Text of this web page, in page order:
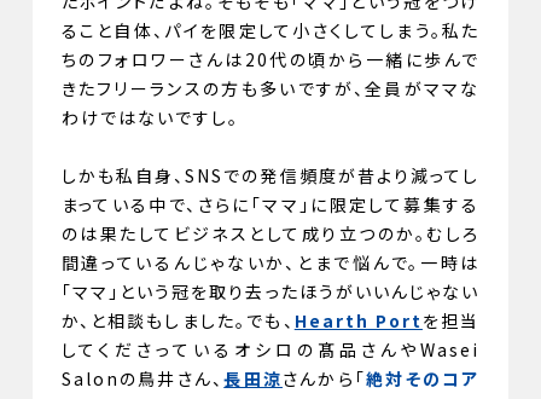
ること自体、パイを限定して小さくしてしまう。私た
ちのフォロワーさんは20代の頃から一緒に歩んで
きたフリーランスの方も多いですが、全員がママな
わけではないですし。
しかも私自身、SNSでの発信頻度が昔より減ってし
まっている中で、さらに「ママ」に限定して募集する
のは果たしてビジネスとして成り立つのか。むしろ
間違っているんじゃないか、とまで悩んで。一時は
「ママ」という冠を取り去ったほうがいいんじゃない
か、と相談もしました。でも、 Hearth Portを担当
してくださっているオシロの髙品さんやWasei
Salonの鳥井さん、長田涼さんから「絶対そのコア